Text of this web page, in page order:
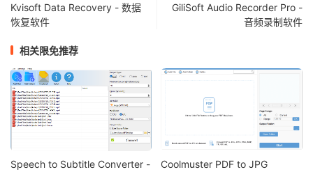
Kvisoft Data Recovery - 数据
恢复软件
GiliSoft Audio Recorder Pro -
音频录制软件
相关限免推荐
Speech to Subtitle Converter -
Coolmuster PDF to JPG